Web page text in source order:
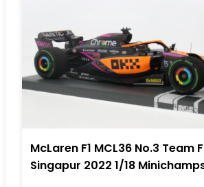
McLaren F1 MCL36 No.3 Team
Singapur 2022 1/18